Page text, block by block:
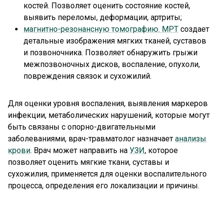
костей. Позволяет оценить состояние костей,
выявить переломы, деформации, артриты;
магнитно-резонансную томографию. МРТ создает
детальные изображения мягких тканей, суставов
и позвоночника. Позволяет обнаружить грыжи
межпозвоночных дисков, воспаление, опухоли,
повреждения связок и сухожилий.
Для оценки уровня воспаления, выявления маркеров
инфекции, метаболических нарушений, которые могут
быть связаны с опорно-двигательными
заболеваниями, врач-травматолог назначает анализы
крови. Врач может направить на УЗИ, которое
позволяет оценить мягкие ткани, суставы и
сухожилия, применяется для оценки воспалительного
процесса, определения его локализации и причины.